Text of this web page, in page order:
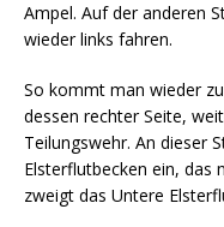
Ampel. Auf der anderen
wieder links fahren.
So kommt man wieder
dessen rechter Seite,
Teilungswehr. An dieser
Elsterflutbecken ein, das
zweigt das Untere